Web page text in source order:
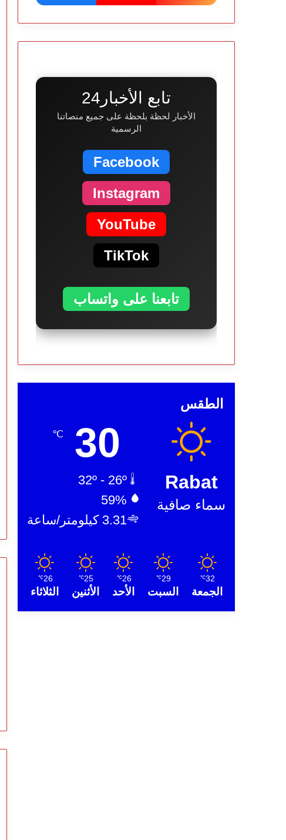
تابع الأخبار24
الأخبار لحظة بلحظة على جميع منصاتنا
الرسمية
Facebook
Instagram
YouTube
TikTok
تابعنا على واتساب
الطقس
Rabat
سماء صافية
30
℃
59%
3.31 كيلومتر/ساعة
32
℃
الجمعة
29
℃
السبت
26
℃
الأحد
25
℃
الأثنين
26
℃
الثلاثاء